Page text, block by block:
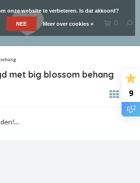
9
0
met big blossom behang
onze website te verbeteren. Is dat akkoord?
NEE Meer over cookies »